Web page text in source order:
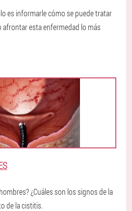
es informarle cómo se puede tratar
afrontar esta enfermedad lo más
¿Cuáles son los signos de la
de la cistitis.